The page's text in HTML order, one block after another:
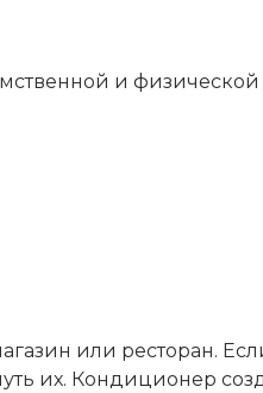
и физической
или ресторан.
их. Кондиционер